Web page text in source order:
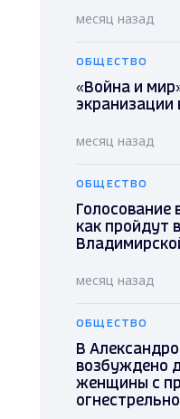
месяц назад
ОБЩЕСТВО
«Война и
экранизации
месяц назад
ОБЩЕСТВО
Голосование
как пройдут
месяц назад
ОБЩЕСТВО
В
возбуждено
женщины с